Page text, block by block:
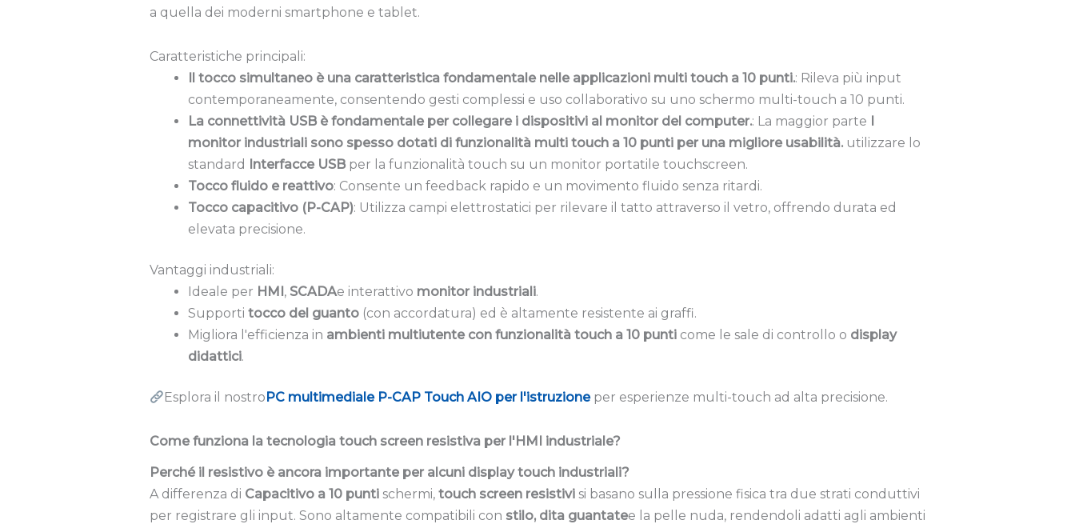
a quella dei moderni smartphone e tablet.
Caratteristiche principali:
Il tocco simultaneo è una caratteristica fondamentale nelle applicazioni multi touch a 10 punti.: Rileva più input
contemporaneamente, consentendo gesti complessi e uso collaborativo su uno schermo multi-touch a 10 punti.
La connettività USB è fondamentale per collegare i dispositivi al monitor del computer.: La maggior parte
monitor industriali sono spesso dotati di funzionalità multi touch a 10 punti per una migliore usabilità. utilizzare lo
standard
Interfacce USB per la funzionalità touch su un monitor portatile touchscreen.
Tocco fluido e reattivo: Consente un feedback rapido e un movimento fluido senza ritardi.
Tocco capacitivo (P-CAP): Utilizza campi elettrostatici per rilevare il tatto attraverso il vetro, offrendo durata ed
elevata precisione.
Vantaggi industriali:
Ideale per HMI , SCADAe interattivo monitor industriali.
Supporti tocco del guanto (con accordatura) ed è altamente resistente ai graffi.
Migliora l'efficienza in ambienti multiutente con funzionalità touch a 10 punti come le sale di controllo o display
didattici.
Esplora il nostro PC multimediale P-CAP Touch AIO per l'istruzioneper esperienze multi-touch ad alta precisione.
Come funziona la tecnologia touch screen resistiva per l'HMI industriale?
Perché il resistivo è ancora importante per alcuni display touch industriali?
A differenza di Capacitivo a 10 punti schermi, touch screen resistivi si basano sulla pressione fisica tra due strati conduttivi
per registrare gli input. Sono altamente compatibili con stilo, dita guantatee la pelle nuda, rendendoli adatti agli ambienti